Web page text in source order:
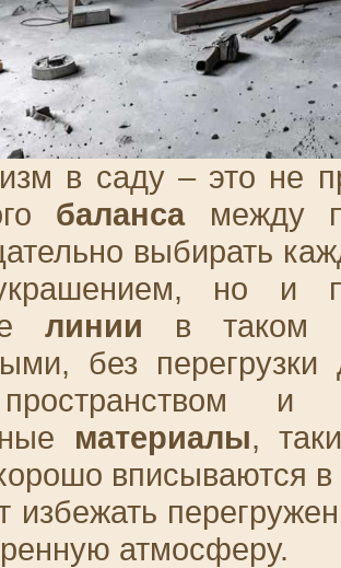
в саду – это не
балансамежду
выбирать
но и
линии в таком
без
и
материалы,
вписываются
избежать
атмосферу.